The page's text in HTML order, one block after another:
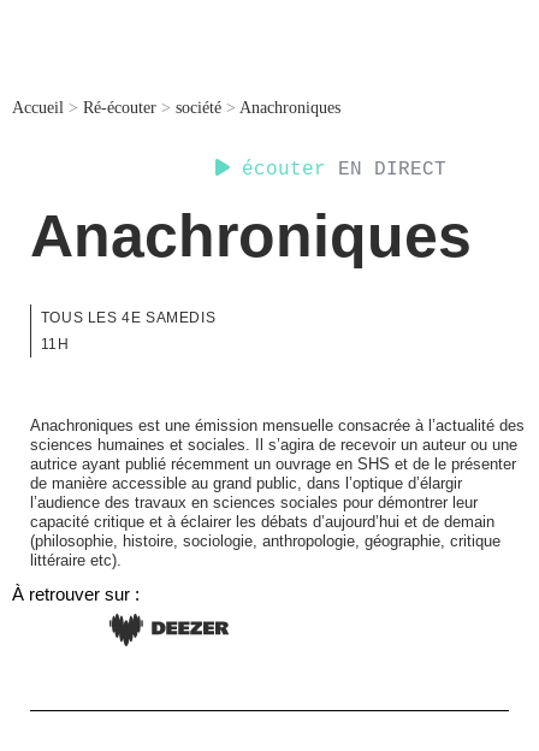
écouter EN DIRECT
Accueil > Ré-écouter > société > Anachroniques
Anachroniques
TOUS LES 4E SAMEDIS
11H
Anachroniques est une émission mensuelle consacrée à l’actualité des
sciences humaines et sociales. Il s’agira de recevoir un auteur ou une
autrice ayant publié récemment un ouvrage en SHS et de le présenter
de manière accessible au grand public, dans l’optique d’élargir
l’audience des travaux en sciences sociales pour démontrer leur
capacité critique et à éclairer les débats d’aujourd’hui et de demain
(philosophie, histoire, sociologie, anthropologie, géographie, critique
littéraire etc).
À retrouver sur :